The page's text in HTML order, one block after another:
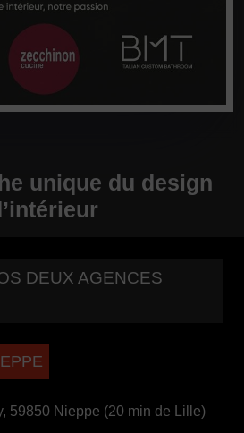
unique du design
DEUX AGENCES
59850 Nieppe (20 min de Lille)